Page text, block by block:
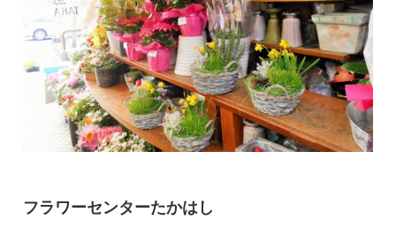
フラワーセンターたかはし